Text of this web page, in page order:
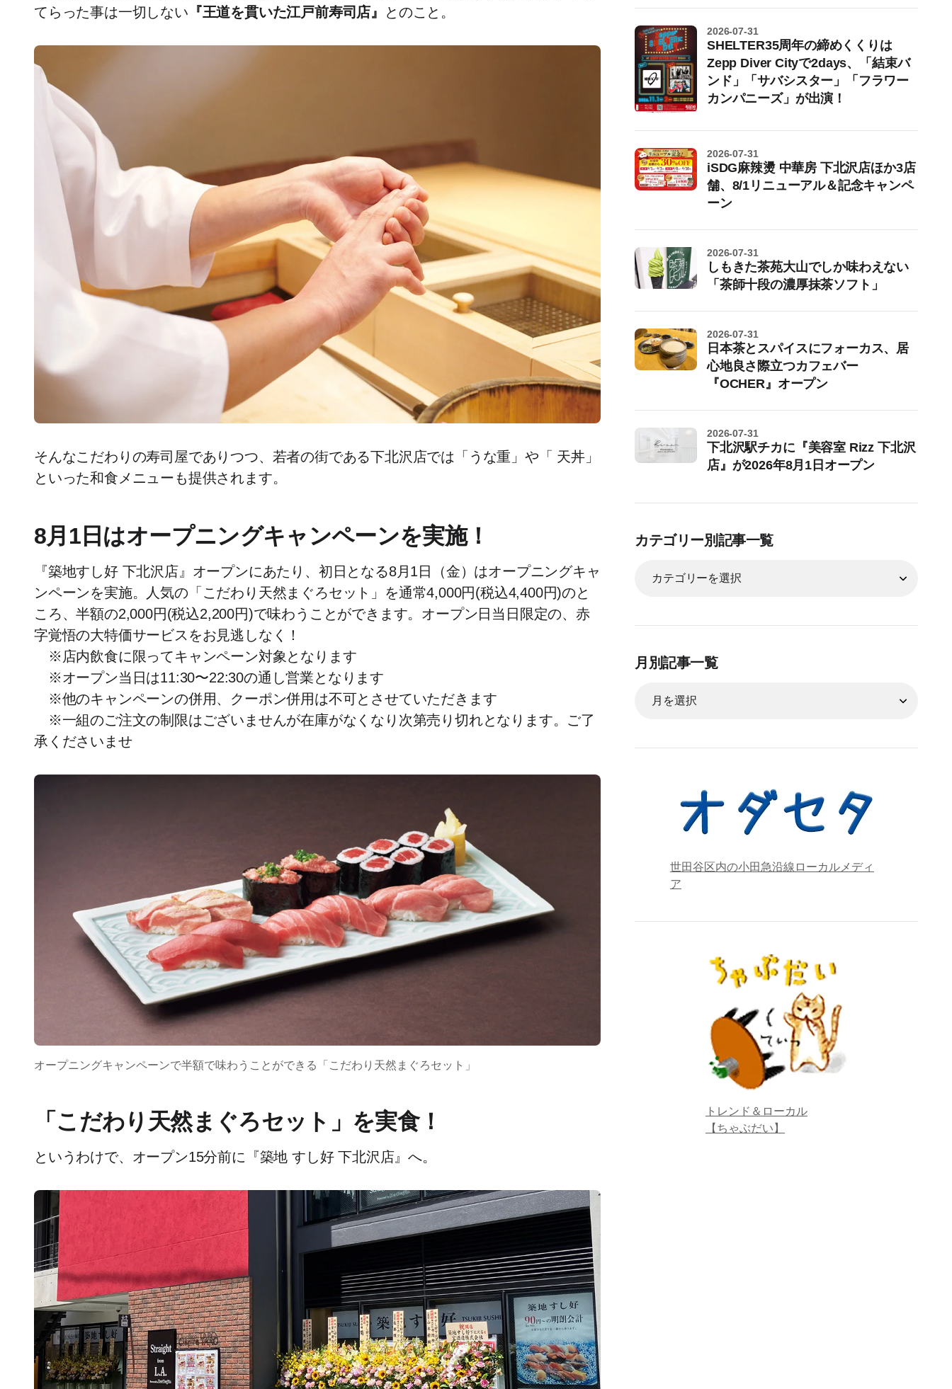
てらった事は一切しない 『王道を貫いた江戸前寿司店』 とのこと。
そんなこだわりの寿司屋でありつつ、若者の街である下北沢店では「うな重」や「 天丼」
といった和食メニューも提供されます。
8月1日はオープニングキャンペーンを実施！
『築地すし好 下北沢店』オープンにあたり、初日となる8月1日（金）はオープニングキャ
ンペーンを実施。人気の「こだわり天然まぐろセット」を通常4,000円(税込4,400円)のと
ころ、半額の2,000円(税込2,200円)で味わうことができます。オープン日当日限定の、赤
字覚悟の大特価サービスをお見逃しなく！
※店内飲食に限ってキャンペーン対象となります
※オープン当日は11:30〜22:30の通し営業となります
※他のキャンペーンの併用、クーポン併用は不可とさせていただきます
※一組のご注文の制限はございませんが在庫がなくなり次第売り切れとなります。ご了
承くださいませ
オープニングキャンペーンで半額で味わうことができる「こだわり天然まぐろセット」
「こだわり天然まぐろセット」を実食！
というわけで、オープン15分前に『築地 すし好 下北沢店』へ。
SHELTER35周年の締めくくりは
Zepp Diver Cityで2days、「結束バ
ンド」「サバシスター」「フラワー
カンパニーズ」が出演！
2026-07-31
iSDG麻辣燙 中華房 下北沢店ほか3店
舗、8/1リニューアル＆記念キャンペ
ーン
2026-07-31
しもきた茶苑大山でしか味わえない
「茶師十段の濃厚抹茶ソフト」
2026-07-31
日本茶とスパイスにフォーカス、居
心地良さ際立つカフェバー
『OCHER』オープン
2026-07-31
下北沢駅チカに『美容室 Rizz 下北沢
店』が2026年8月1日オープン
2026-07-31
カテゴリー別記事一覧
月別記事一覧
世田谷区内の小田急沿線ローカルメディ
ア
トレンド＆ローカル
【ちゃぶだい】